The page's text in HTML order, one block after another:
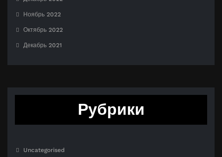
Ноябрь 2022
Октябрь 2022
Декабрь 2021
Рубрики
Uncategorised